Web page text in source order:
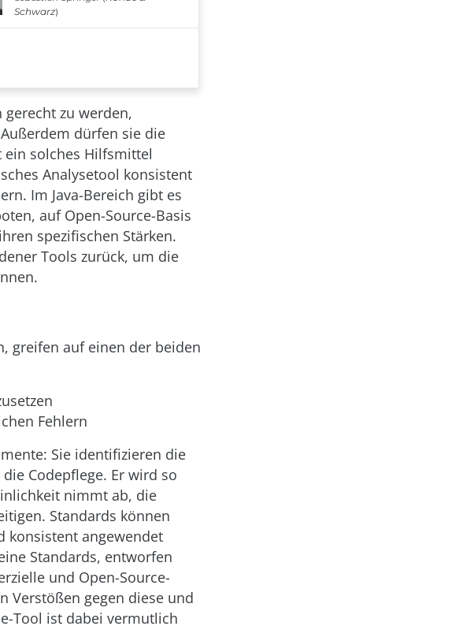
zu werden,
dürfen sie die
solches Hilfsmittel
Analysetool konsistent
Im Java-Bereich gibt es
auf Open-Source-Basis
spezifischen Stärken.
Tools zurück, um die
greifen auf einen der beiden
Fehlern
Sie identifizieren die
Codepflege. Er wird so
nimmt ab, die
Standards können
konsistent angewendet
Standards, entworfen
und Open-Source-
Verstößen gegen diese und
Tool ist dabei vermutlich